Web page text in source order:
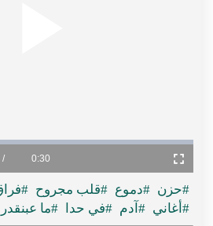
/ Duration
0:30 Fullscreen
#حزن #دموع #قلب مجروح
#أغاني #آدم #في حدا #ما